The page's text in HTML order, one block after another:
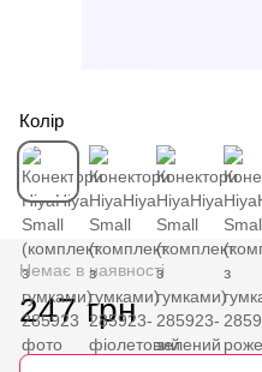
Колір
Немає в наявності
247 грн